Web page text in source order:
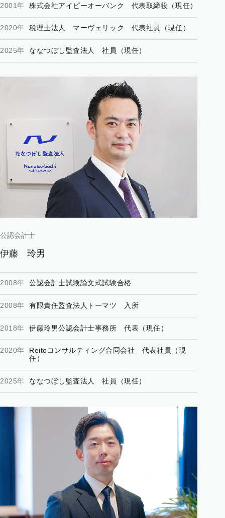
2001年 株式会社アイピーオーバンク 代表取締役（現任）
2020年 税理士法人 マーヴェリック 代表社員（現任）
2025年 ななつぼし監査法人 社員（現任）
公認会計士
伊藤 玲男
2008年 公認会計士試験論文式試験合格
2008年 有限責任監査法人トーマツ 入所
2018年 伊藤玲男公認会計士事務所 代表（現任）
2020年
Reitoコンサルティング合同会社 代表社員（現
任）
2025年 ななつぼし監査法人 社員（現任）